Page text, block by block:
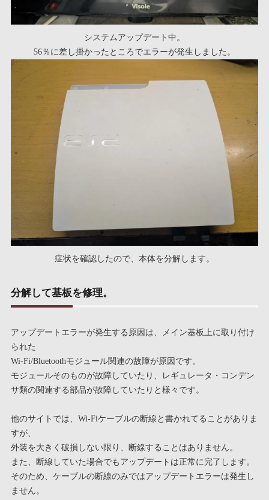
システムアップデート中。
56％に差し掛かったところでエラーが発生しました。
症状を確認したので、本体を分解します。
分解して基板を修理。
アップデートエラーが発生する原因は、メイン基板上に取り付け
られた
Wi-Fi/Bluetoothモジュール関連の故障が原因です。
モジュールそのものが故障していたり、レギュレータ・コンデン
サ類の関連する部品が故障していたりと様々です。
他のサイトでは、Wi-Fiケーブルの断線と書かれてることがありま
すが、
外装を大きく破損しない限り、断線することはありません。
また、断線していた場合でもアップデートは正常に完了します。
そのため、ケーブルの断線のみではアップデートエラーは発生し
ません。